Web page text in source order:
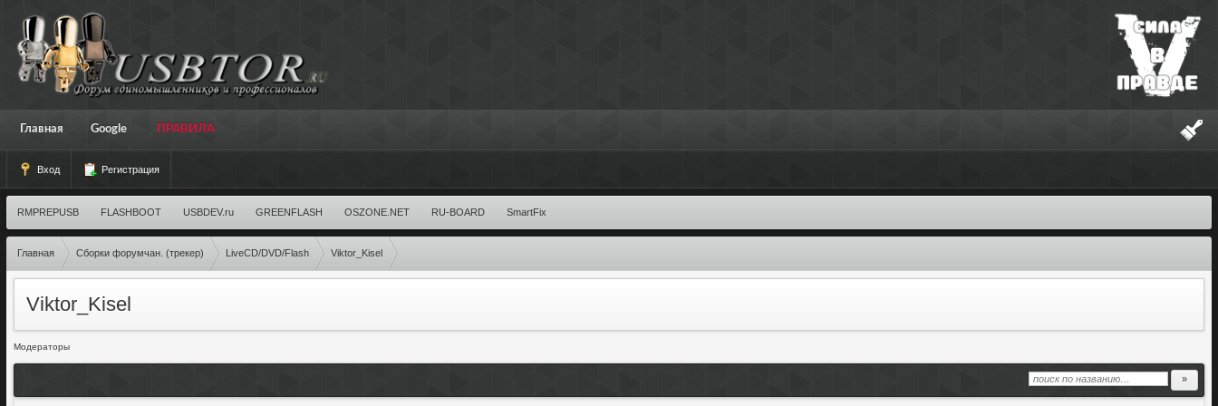
Главная Google ПРАВИЛА
Вход Регистрация
SmartFix
RU-BOARD
OSZONE.NET
GREENFLASH
USBDEV.ru
FLASHBOOT
RMPREPUSB
Главная Сборки форумчан. (трекер) LiveCD/DVD/Flash Viktor_Kisel
Viktor_Kisel
Модераторы